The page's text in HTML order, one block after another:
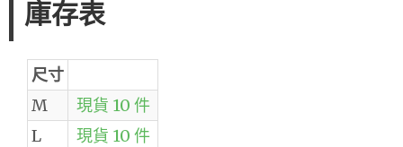
庫存表
尺寸
M
現貨 10 件
L
現貨 10 件